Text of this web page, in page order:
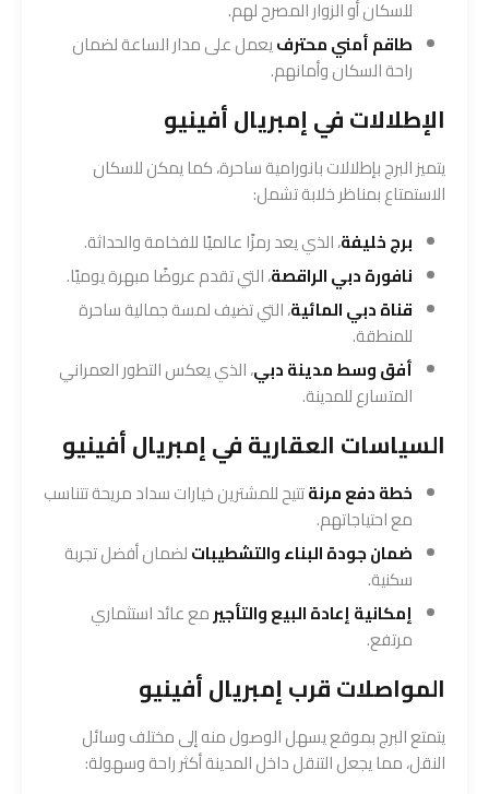
للسكان أو الزوار المصرح لهم.
طاقم أمني محترفيعمل على مدار الساعة لضمان
راحة السكان وأمانهم.
الإطلالات في إمبريال أفينيو
يتميز البرج بإطلالات بانورامية ساحرة، كما يمكن للسكان
الاستمتاع بمناظر خلابة تشمل:
برج خليفة، الذي يعد رمزًا عالميًا للفخامة والحداثة.
نافورة دبي الراقصة، التي تقدم عروضًا مبهرة يوميًا.
قناة دبي المائية، التي تضيف لمسة جمالية ساحرة
للمنطقة.
أفق وسط مدينة دبي، الذي يعكس التطور العمراني
المتسارع للمدينة.
السياسات العقارية في إمبريال أفينيو
خطة دفع مرنةتتيح للمشترين خيارات سداد مريحة تتناسب
مع احتياجاتهم.
ضمان جودة البناء والتشطيباتلضمان أفضل تجربة
سكنية.
إمكانية إعادة البيع والتأجيرمع عائد استثماري
مرتفع.
المواصلات قرب إمبريال أفينيو
يتمتع البرج بموقع يسهل الوصول منه إلى مختلف وسائل
النقل، مما يجعل التنقل داخل المدينة أكثر راحة وسهولة: